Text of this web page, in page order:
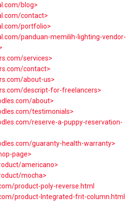
blog>
contact>
portfolio>
panduan-memilih-lighting-vendor-
services>
contact>
about-us>
descript-for-freelancers>
about>
testimonials>
reserve-a-puppy-reservation-
guaranty-health-warranty>
page>
americano>
mocha>
product-poly-reverse.html
product-Integrated-frit-column.html